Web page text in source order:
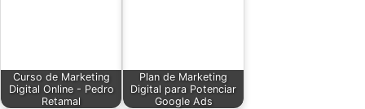
Curso de Marketing
Digital Online - Pedro
Retamal
Plan de Marketing
Digital para Potenciar
Google Ads